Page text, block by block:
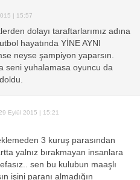
| 15:57
dolayı taraftarlarımız adına
hayatında YİNE AYNI
neyse şampiyon yaparsın.
seni yuhalamasa oyuncu da
29 Eylül 2015 | 15:21
3 kuruş parasından
yalnız bırakmayan insanlara
sen bu kulubun maaşlı
işini paranı almadığın